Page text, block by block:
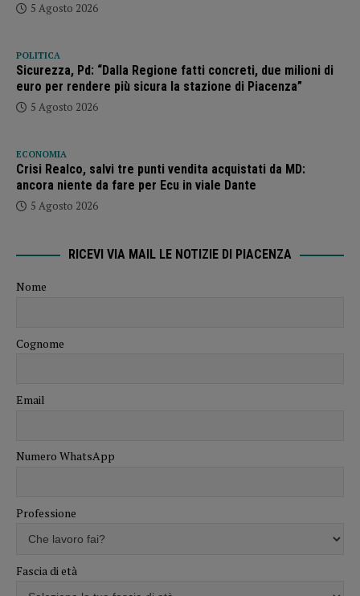
5 Agosto 2026
POLITICA
Sicurezza, Pd: “Dalla Regione fatti concreti, due milioni di
euro per rendere più sicura la stazione di Piacenza”
5 Agosto 2026
ECONOMIA
Crisi Realco, salvi tre punti vendita acquistati da MD:
ancora niente da fare per Ecu in viale Dante
5 Agosto 2026
RICEVI VIA MAIL LE NOTIZIE DI PIACENZA
Nome
Cognome
Email
Numero WhatsApp
Professione
Fascia di età